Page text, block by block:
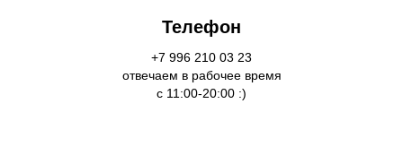
Телефон
+7 996 210 03 23
отвечаем в рабочее время
с 11:00-20:00 :)